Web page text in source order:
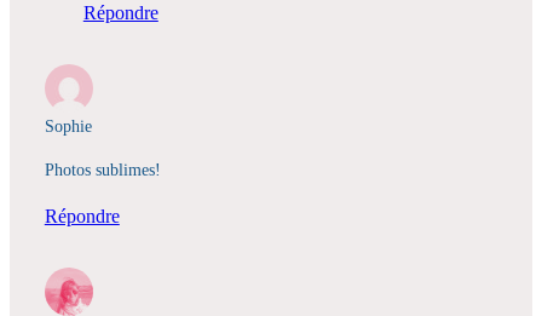
Répondre
Sophie
Photos sublimes!
Répondre